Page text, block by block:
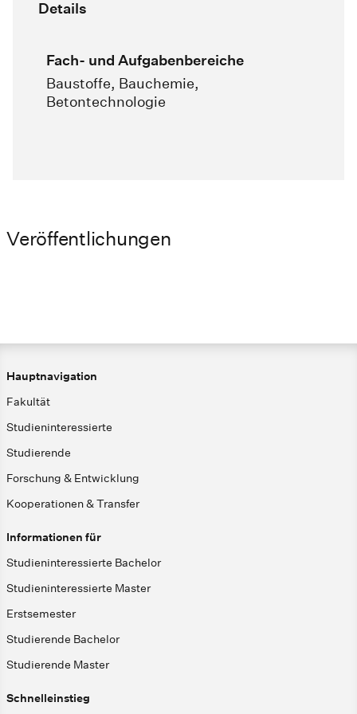
Details
Fach- und Aufgabenbereiche
Baustoffe, Bauchemie,
Betontechnologie
Veröffentlichungen
Hauptnavigation
Fakultät
Studieninteressierte
Studierende
Forschung & Entwicklung
Kooperationen & Transfer
Informationen für
Studieninteressierte Bachelor
Studieninteressierte Master
Erstsemester
Studierende Bachelor
Studierende Master
Schnelleinstieg